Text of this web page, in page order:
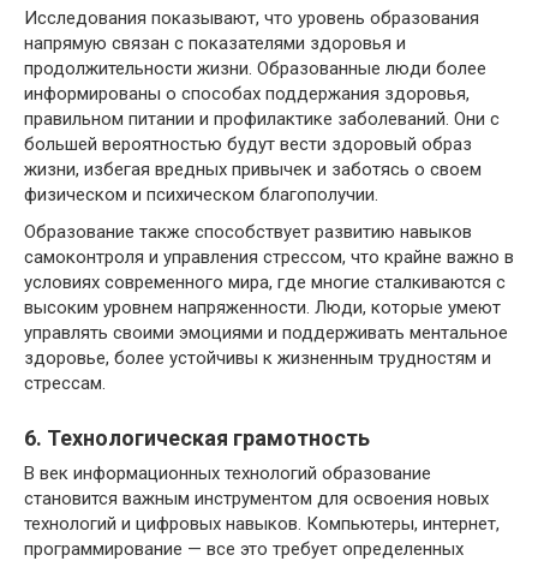
Исследования показывают, что уровень образования
напрямую связан с показателями здоровья и
продолжительности жизни. Образованные люди более
информированы о способах поддержания здоровья,
правильном питании и профилактике заболеваний. Они с
большей вероятностью будут вести здоровый образ
жизни, избегая вредных привычек и заботясь о своем
физическом и психическом благополучии.
Образование также способствует развитию навыков
самоконтроля и управления стрессом, что крайне важно в
условиях современного мира, где многие сталкиваются с
высоким уровнем напряженности. Люди, которые умеют
управлять своими эмоциями и поддерживать ментальное
здоровье, более устойчивы к жизненным трудностям и
стрессам.
6. Технологическая грамотность
В век информационных технологий образование
становится важным инструментом для освоения новых
технологий и цифровых навыков. Компьютеры, интернет,
программирование — все это требует определенных